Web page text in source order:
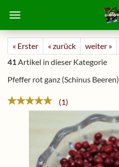
« Erster « zurück weiter »
41Artikel in dieser Kategorie
Pfeffer rot ganz (Schinus Beeren)
1